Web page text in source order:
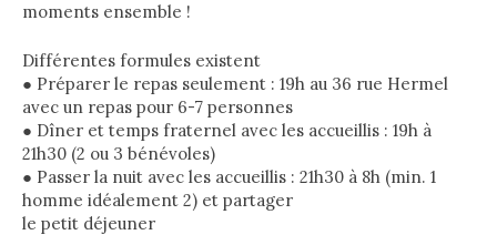
moments ensemble !
Différentes formules existent
● Préparer le repas seulement : 19h au 36 rue Hermel
avec un repas pour 6-7 personnes
● Dîner et temps fraternel avec les accueillis : 19h à
21h30 (2 ou 3 bénévoles)
● Passer la nuit avec les accueillis : 21h30 à 8h (min. 1
homme idéalement 2) et partager
le petit déjeuner